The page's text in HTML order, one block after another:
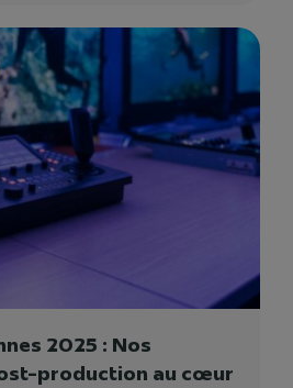
2025 : Nos
production au cœur